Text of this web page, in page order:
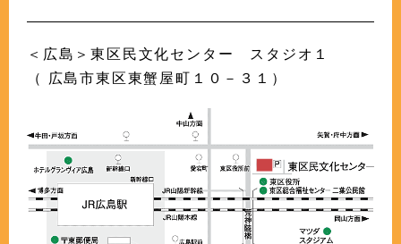
＜広島＞東区民文化センター スタジオ１
（ 広島市東区東蟹屋町１０－３１）